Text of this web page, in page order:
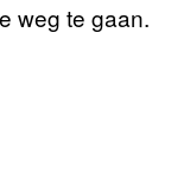
weg te gaan.